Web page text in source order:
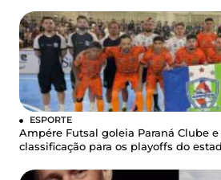
ESPORTE
Ampére Futsal goleia Paraná Clube
classificação para os playoffs do